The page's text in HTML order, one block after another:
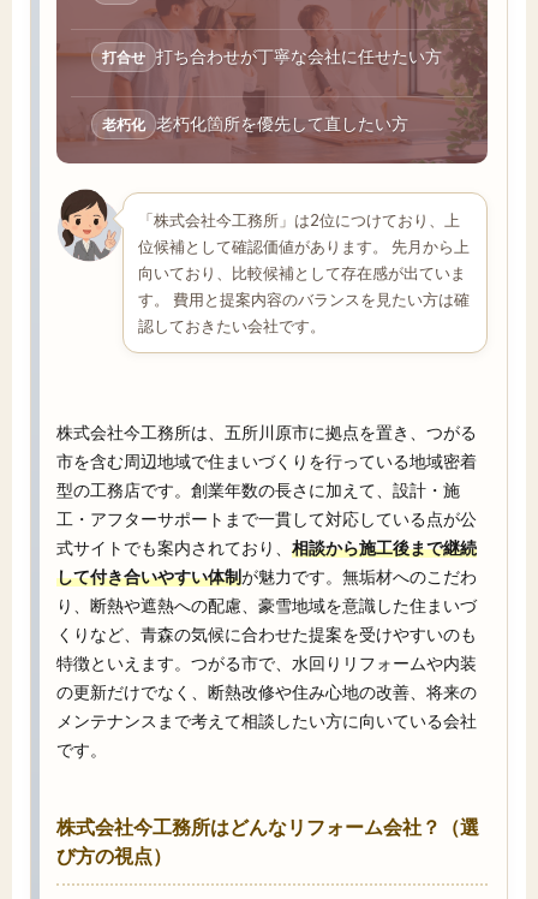
打合せ 打ち合わせが丁寧な会社に任せたい方
老朽化 老朽化箇所を優先して直したい方
「株式会社今工務所」は2位につけており、上
位候補として確認価値があります。 先月から上
向いており、比較候補として存在感が出ていま
す。 費用と提案内容のバランスを見たい方は確
認しておきたい会社です。
株式会社今工務所は、五所川原市に拠点を置き、つがる
市を含む周辺地域で住まいづくりを行っている地域密着
型の工務店です。創業年数の長さに加えて、設計・施
工・アフターサポートまで一貫して対応している点が公
式サイトでも案内されており、 相談から施工後まで継続
して付き合いやすい体制が魅力です。無垢材へのこだわ
り、断熱や遮熱への配慮、豪雪地域を意識した住まいづ
くりなど、青森の気候に合わせた提案を受けやすいのも
特徴といえます。つがる市で、水回りリフォームや内装
の更新だけでなく、断熱改修や住み心地の改善、将来の
メンテナンスまで考えて相談したい方に向いている会社
です。
株式会社今工務所はどんなリフォーム会社？（選
び方の視点）